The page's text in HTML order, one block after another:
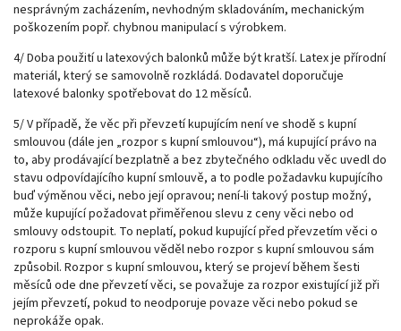
nesprávným zacházením, nevhodným skladováním, mechanickým
poškozením popř. chybnou manipulací s výrobkem.
4/ Doba použití u latexových balonků může být kratší. Latex je přírodní
materiál, který se samovolně rozkládá. Dodavatel doporučuje
latexové balonky spotřebovat do 12 měsíců.
5/ V případě, že věc při převzetí kupujícím není ve shodě s kupní
smlouvou (dále jen „rozpor s kupní smlouvou“), má kupující právo na
to, aby prodávající bezplatně a bez zbytečného odkladu věc uvedl do
stavu odpovídajícího kupní smlouvě, a to podle požadavku kupujícího
buď výměnou věci, nebo její opravou; není-li takový postup možný,
může kupující požadovat přiměřenou slevu z ceny věci nebo od
smlouvy odstoupit. To neplatí, pokud kupující před převzetím věci o
rozporu s kupní smlouvou věděl nebo rozpor s kupní smlouvou sám
způsobil. Rozpor s kupní smlouvou, který se projeví během šesti
měsíců ode dne převzetí věci, se považuje za rozpor existující již při
jejím převzetí, pokud to neodporuje povaze věci nebo pokud se
neprokáže opak.